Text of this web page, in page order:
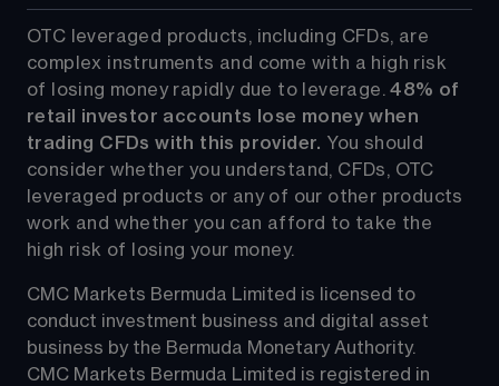
OTC leveraged products, including CFDs, are
complex instruments and come with a high risk
of losing money rapidly due to leverage. 48% of
retail investor accounts lose money when
trading CFDs with this provider. You should
consider whether you understand, CFDs, OTC
leveraged products or any of our other products
work and whether you can afford to take the
high risk of losing your money.
CMC Markets Bermuda Limited is licensed to
conduct investment business and digital asset
business by the Bermuda Monetary Authority.
CMC Markets Bermuda Limited is registered in